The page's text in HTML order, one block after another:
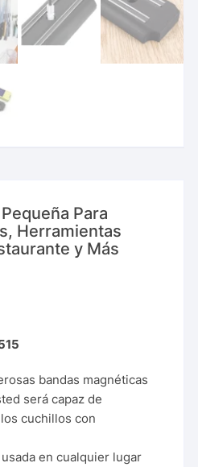
Para
Herramientas
y Más
bandas magnéticas
será capaz de
cuchillos con
en cualquier lugar